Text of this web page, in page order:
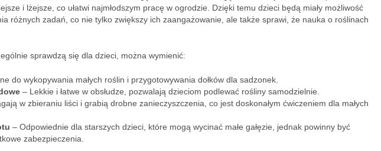
i lżejsze, co ułatwi najmłodszym pracę w ogrodzie. Dzięki temu dzieci będą miały możliwość
różnych zadań, co nie tylko zwiększy ich zaangażowanie, ale także sprawi, że nauka o roślinach
sprawdzą się dla dzieci, można wymienić:
do wykopywania małych roślin i przygotowywania dołków dla sadzonek.
– Lekkie i łatwe w obsłudze, pozwalają dzieciom podlewać rośliny samodzielnie.
w zbieraniu liści i grabią drobne zanieczyszczenia, co jest doskonałym ćwiczeniem dla małych
– Odpowiednie dla starszych dzieci, które mogą wycinać małe gałęzie, jednak powinny być
zabezpieczenia.